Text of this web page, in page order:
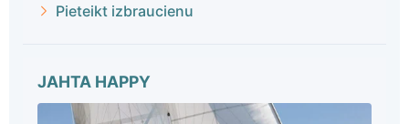
Pieteikt izbraucienu
JAHTA HAPPY